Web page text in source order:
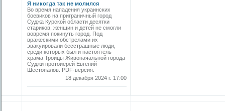
Я никогда так не молился
Во время нападения украинских
боевиков на приграничный город
Суджа Курской области десятки
стариков, женщин и детей не смогли
вовремя покинуть город. Под
вражескими обстрелами их
эвакуировали бесстрашные люди,
среди которых был и настоятель
храма ­Троицы Живоначальной города
Суджи протоиерей ­Евгений
Шестопалов. PDF-версия.
18 декабря 2024 г. 17:00